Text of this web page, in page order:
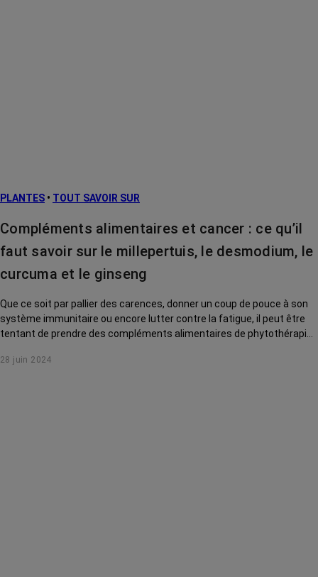
PLANTES • TOUT SAVOIR SUR
Compléments alimentaires et cancer : ce qu’il
faut savoir sur le millepertuis, le desmodium, le
curcuma et le ginseng
Que ce soit par pallier des carences, donner un coup de pouce à son
système immunitaire ou encore lutter contre la fatigue, il peut être
tentant de prendre des compléments alimentaires de phytothérapie.
surtout quand on a un cancer. Démonstration avec 4 plantes
28 juin 2024